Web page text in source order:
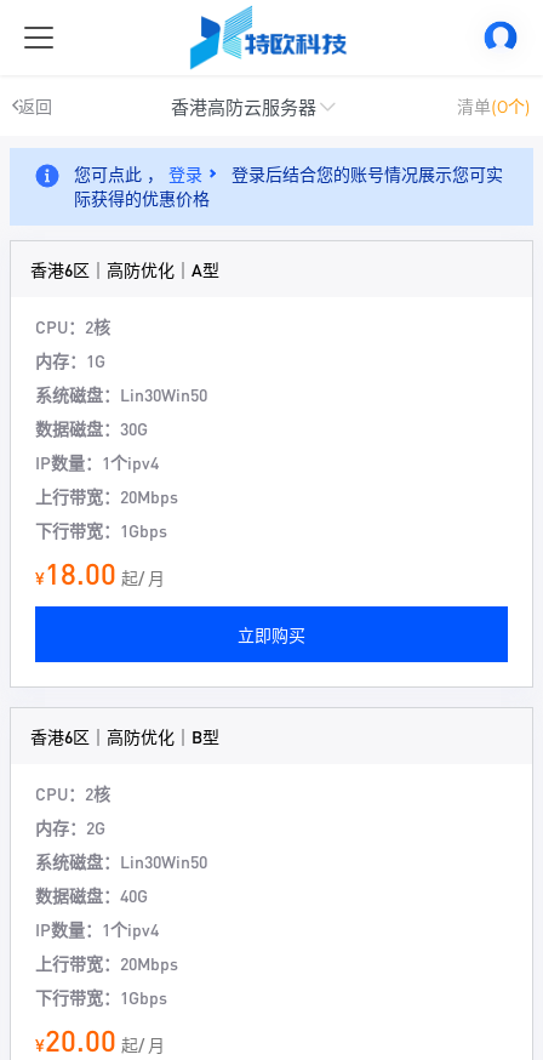
返回 香港高防云服务器 清单(0个)
您可点此 ， 登录
登录后结合您的账号情况展示您可实
际获得的优惠价格
香港6区｜高防优化｜A型
CPU：2核
内存：1G
系统磁盘：Lin30Win50
数据磁盘：30G
IP数量：1个ipv4
上行带宽：20Mbps
下行带宽：1Gbps
¥18.00 起/ 月
立即购买
香港6区｜高防优化｜B型
CPU：2核
内存：2G
系统磁盘：Lin30Win50
数据磁盘：40G
IP数量：1个ipv4
上行带宽：20Mbps
下行带宽：1Gbps
¥20.00 起/ 月